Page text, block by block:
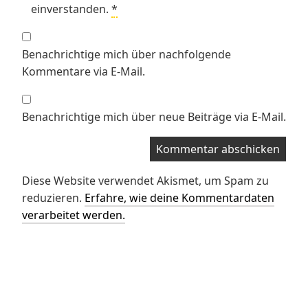
einverstanden. *
Benachrichtige mich über nachfolgende
Kommentare via E-Mail.
Benachrichtige mich über neue Beiträge via E-Mail.
Diese Website verwendet Akismet, um Spam zu
reduzieren. Erfahre, wie deine Kommentardaten
verarbeitet werden.